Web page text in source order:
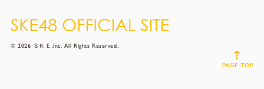
© 2026 ＳＫＥ,Inc. All Rights Reserved.
PAGE TOP